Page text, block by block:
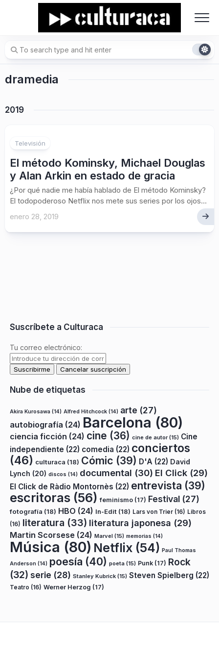
dramedia
2019
Televisión
El método Kominsky, Michael Douglas
y Alan Arkin en estado de gracia
¿Por qué nadie me había hablado de El método Kominsky?
El todopoderoso Netflix nos mete sus series por los ojos...
enero 28, 2019
Suscríbete a Culturaca
Tu correo electrónico:
Nube de etiquetas
Akira Kurosawa (14) Alfred Hitchcock (14) arte (27)
autobiografía (24) Barcelona (80)
ciencia ficción (24) cine (36) cine de autor(15) Cine
independiente (22) comedia (22) conciertos
(46) culturaca (18) Cómic (39) D'A (22) David
Lynch (20) discos (14) documental (30) El Click (29)
El Click de Ràdio Montornès (22) entrevista (39)
escritoras (56) feminismo (17) Festival (27)
fotografía (18) HBO (24) In-Edit (18) Lars von Trier (16) Libros
(16) literatura (33) literatura japonesa (29)
Martin Scorsese (24) Marvel (15) memorias (14)
Música (80) Netflix (54) Paul Thomas
Anderson (14) poesía (40) poeta (15) Punk (17) Rock
(32) serie (28) Stanley Kubrick (15) Steven Spielberg (22)
Teatro (16) Werner Herzog (17)